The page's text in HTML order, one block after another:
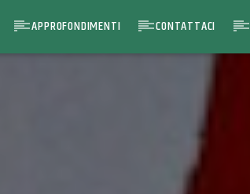
APPROFONDIMENTI CONTATTACI